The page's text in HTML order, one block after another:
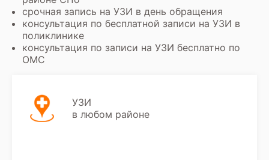
срочная запись на УЗИ в день обращения
консультация по бесплатной записи на УЗИ в
поликлинике
консультация по записи на УЗИ бесплатно по
ОМС
УЗИ
в любом районе